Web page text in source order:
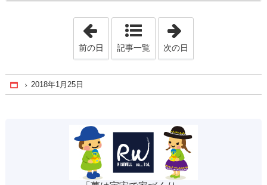
「2018年1月24日」
前の日 記事一覧 次の日
Home
2018年1月25日